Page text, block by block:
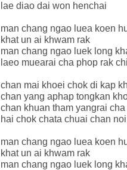
lae diao dai won henchai
man chang ngao luea koen
khat un ai khwam rak
man chang ngao luek long
laeo muearai cha phop rak
chan mai khoei chok di kap
chan yang aphap tongkan
chan khuan tham yangrai
hai chok chata chuai chan
man chang ngao luea koen
khat un ai khwam rak
man chang ngao luek long